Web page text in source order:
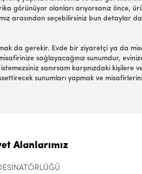
görünüyor olanları arıyorsanız önce,
arasından seçebilirsiniz bun detaylar
da gerekir. Evde bir ziyaretçi ya da
sağlayacağınız sunumdur,
sanırsam karşınızdaki kişilere
sunumları yapmak ve
Alanlarımız